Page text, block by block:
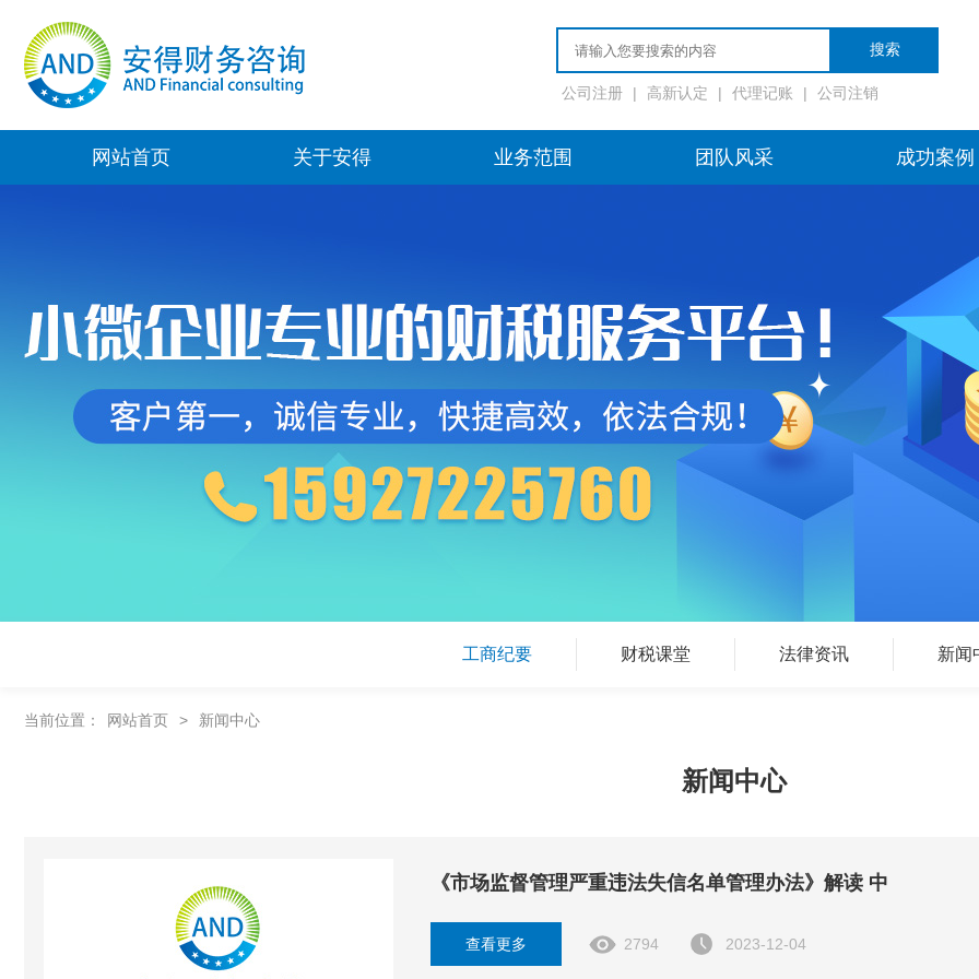
公司注册 | 高新认定 | 代理记账 | 公司注销
网站首页 关于安得 业务范围 团队风采 成功案例
工商纪要 财税课堂 法律资讯 新闻
当前位置： 网站首页 > 新闻中心
新闻中心
《市场监督管理严重违法失信名单管理办法》解读 中
查看更多 2794 2023-12-04